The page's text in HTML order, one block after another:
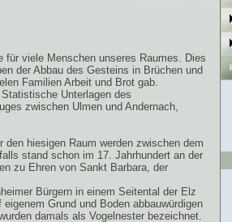
für viele Menschen unseres Raumes. Dies
der Abbau des Gesteins in Brüchen und
Familien Arbeit und Brot gab.
Unterlagen des
zwischen Ulmen und Andernach,
den hiesigen Raum werden zwischen dem
stand schon im 17. Jahrhundert an der
zu Ehren von Sankt Barbara, der
Bürgern in einem Seitental der Elz
Grund und Boden abbauwürdigen
damals als Vogelnester bezeichnet.